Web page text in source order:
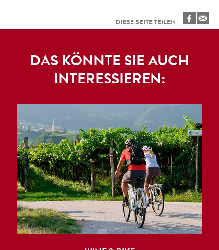
DIESE SEITE TEILEN
DAS KÖNNTE SIE AUCH
INTERESSIEREN: